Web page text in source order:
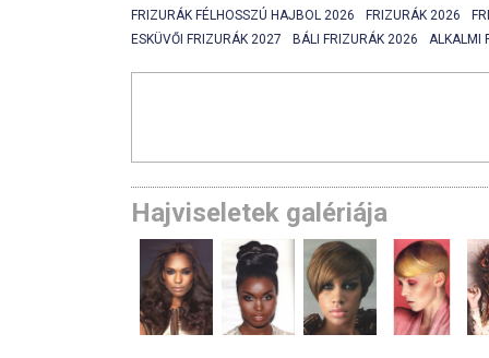
FRIZURÁK FÉLHOSSZÚ HAJBOL 2026
FRIZURÁK 2026
ESKÜVŐI FRIZURÁK 2027
BÁLI FRIZURÁK 2026 ALKALMI
Hajviseletek galériája